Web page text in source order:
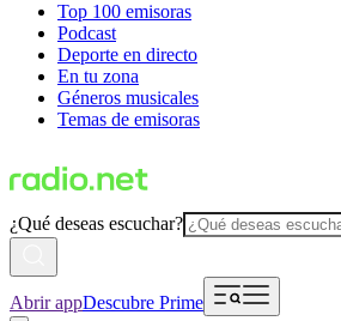
Top 100 emisoras
Podcast
Deporte en directo
En tu zona
Géneros musicales
Temas de emisoras
¿Qué deseas escuchar?
Abrir appDescubre Prime